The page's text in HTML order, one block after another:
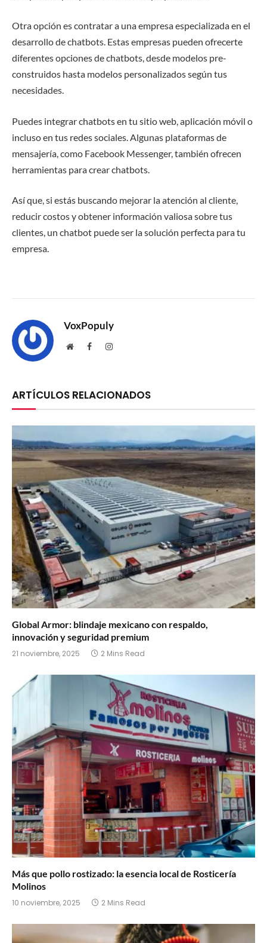
Otra opción es contratar a una empresa especializada en el
desarrollo de chatbots. Estas empresas pueden ofrecerte
diferentes opciones de chatbots, desde modelos pre-
construidos hasta modelos personalizados según tus
necesidades.
Puedes integrar chatbots en tu sitio web, aplicación móvil o
incluso en tus redes sociales. Algunas plataformas de
mensajería, como Facebook Messenger, también ofrecen
herramientas para crear chatbots.
Así que, si estás buscando mejorar la atención al cliente,
reducir costos y obtener información valiosa sobre tus
clientes, un chatbot puede ser la solución perfecta para tu
empresa.
VoxPopuly
WebsiteFacebookInstagram
ARTÍCULOS RELACIONADOS
Global Armor: blindaje mexicano con respaldo,
innovación y seguridad premium
21 noviembre, 2025 2 Mins Read
Más que pollo rostizado: la esencia local de Rosticería
Molinos
10 noviembre, 2025 2 Mins Read